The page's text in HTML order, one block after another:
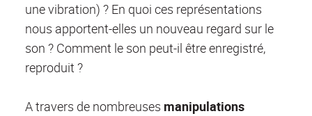
une vibration) ? En quoi ces représentations
nous apportent-elles un nouveau regard sur le
son ? Comment le son peut-il être enregistré,
reproduit ?
A travers de nombreuses manipulations